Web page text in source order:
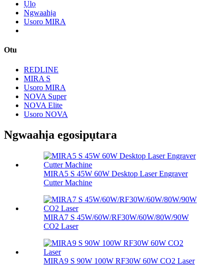
Ụlọ
Ngwaahịa
Usoro MIRA
Otu
REDLINE
MIRA S
Usoro MIRA
NOVA Super
NOVA Elite
Usoro NOVA
Ngwaahịa egosipụtara
MIRA5 S 45W 60W Desktop Laser Engraver
Cutter Machine
MIRA7 S 45W/60W/RF30W/60W/80W/90W
CO2 Laser
MIRA9 S 90W 100W RF30W 60W CO2 Laser